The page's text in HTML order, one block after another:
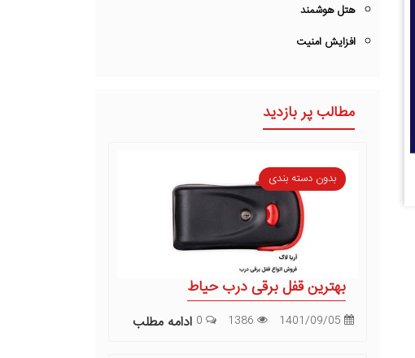
هتل هوشمند
افزایش امنیت
مطالب پر بازدید
بدون دسته بندی
بهترین قفل برقی درب حیاط
ادامه مطلب